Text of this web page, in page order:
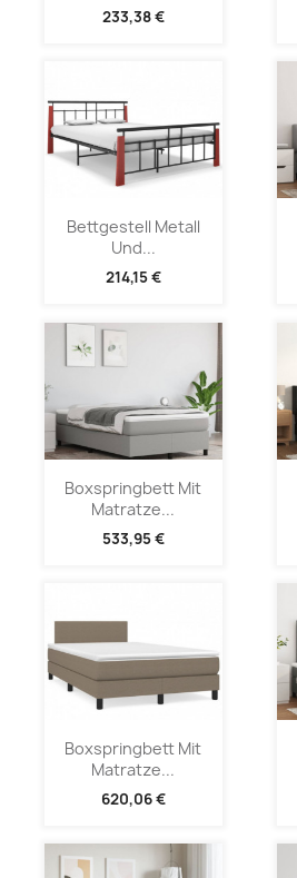
233,38 €
Bettgestell Metall
Und...
214,15 €
Boxspringbett Mit
Matratze...
533,95 €
Boxspringbett Mit
Matratze...
620,06 €